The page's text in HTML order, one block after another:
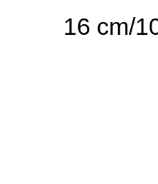
16 cm/